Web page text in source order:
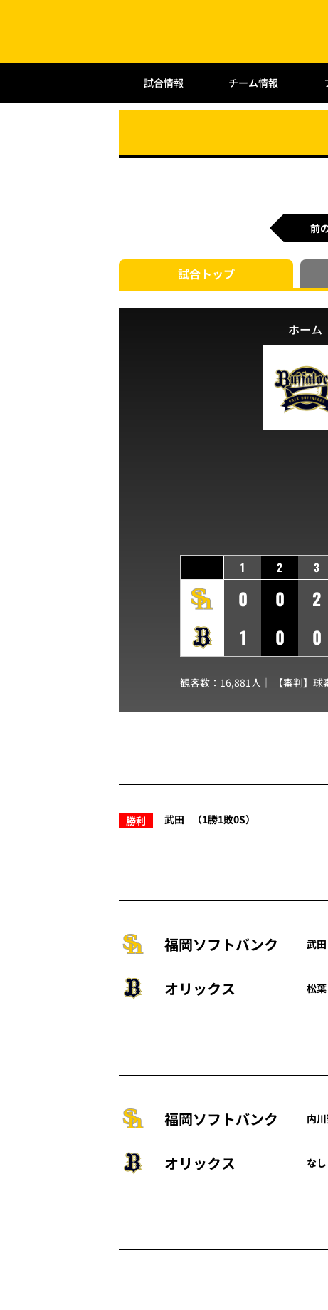
試合情報 チーム情報
前
試合トップ
ホーム
1 2 3
0 0 2
1
0 0
観客数：16,881人｜ 【審判】球
勝利 武田 （1勝1敗0S）
福岡ソフトバンク 武
オリックス 松
福岡ソフトバンク 内
オリックス なし